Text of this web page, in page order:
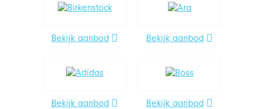
Bekijk aanbod Bekijk aanbod
Bekijk aanbod Bekijk aanbod